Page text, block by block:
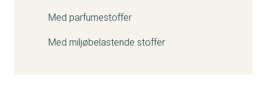
Med parfumestoffer
Med miljøbelastende stoffer